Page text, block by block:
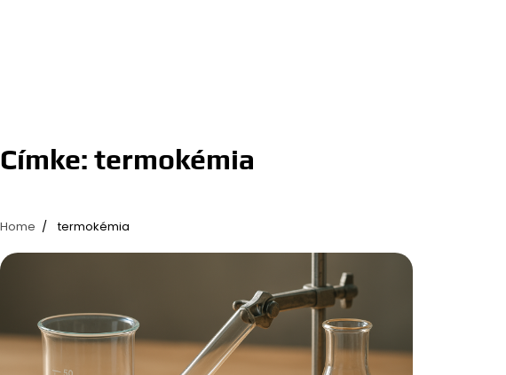
Címke: termokémia
Home termokémia